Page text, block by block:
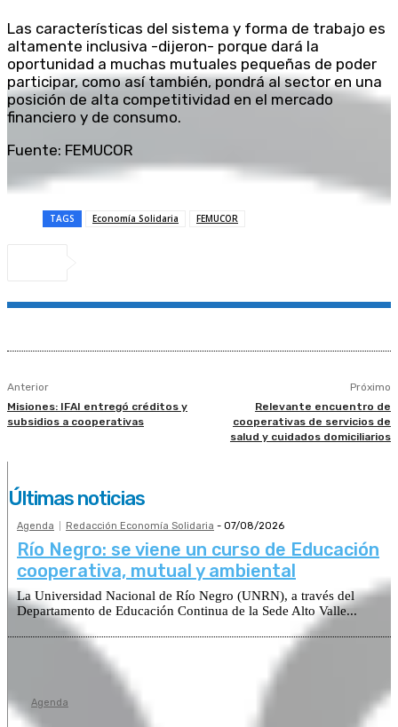
Las características del sistema y forma de trabajo es
altamente inclusiva -dijeron- porque dará la
oportunidad a muchas mutuales pequeñas de poder
participar, como así también, pondrá al sector en una
posición de alta competitividad en el mercado
financiero y de consumo.
Fuente: FEMUCOR
TAGS Economía Solidaria FEMUCOR
Anterior
Misiones: IFAI entregó créditos y
subsidios a cooperativas
Próximo
Relevante encuentro de
cooperativas de servicios de
salud y cuidados domiciliarios
Últimas noticias
Agenda Redacción Economía Solidaria - 07/08/2026
Río Negro: se viene un curso de Educación
cooperativa, mutual y ambiental
La Universidad Nacional de Río Negro (UNRN), a través del
Departamento de Educación Continua de la Sede Alto Valle...
Agenda